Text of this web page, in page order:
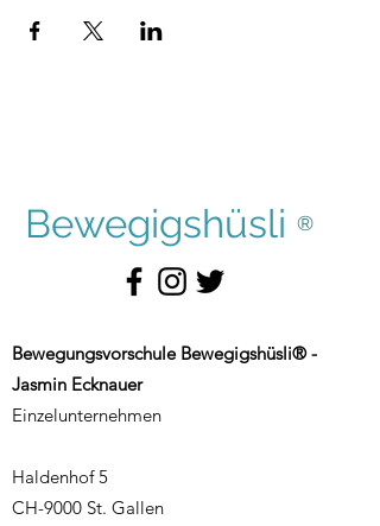
Bewegigshüsli ®
Bewegungsvorschule Bewegigshüsli® -
Jasmin Ecknauer
Einzelunternehmen
Haldenhof 5
CH-9000 St. Gallen